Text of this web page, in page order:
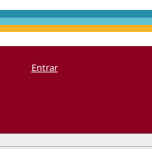
Entrar